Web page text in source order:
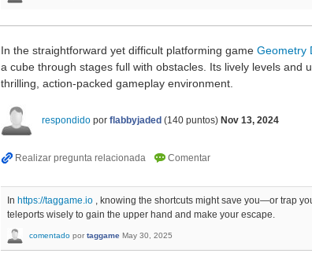
In the straightforward yet difficult platforming game Geometry
a cube through stages full with obstacles. Its lively levels and
thrilling, action-packed gameplay environment.
respondido por flabbyjaded (140 puntos) Nov 13, 2024
In https://taggame.io , knowing the shortcuts might save you—or trap
teleports wisely to gain the upper hand and make your escape.
comentado por taggame May 30, 2025